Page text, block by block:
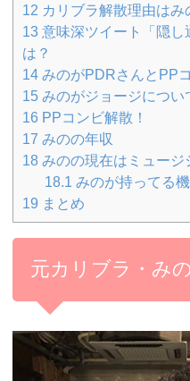
12 カリブラ解散理由はみ
13 意味深ツイート「隠
は？
14 みのがPDRさんとPP
15 みのがジョージについ
16 PPコンビ解散！
17 みのの年収
18 みのの現在はミュージ
18.1 みのが持ってる
19 まとめ
元カリブラ・み